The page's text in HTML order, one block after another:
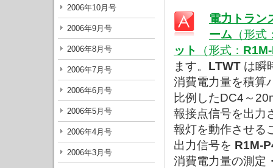
2006年10月号
2006年9月号
2006年8月号
2006年7月号
2006年6月号
2006年5月号
2006年4月号
2006年3月号
電力トラン
ーム （形式
ット
（形式：
ます。 LTWT は瞬
消費電力量を積算
比例したDC4～
報接点信号を出力
報灯を動作させる
出力信号を R1M-
消費電力量の測定